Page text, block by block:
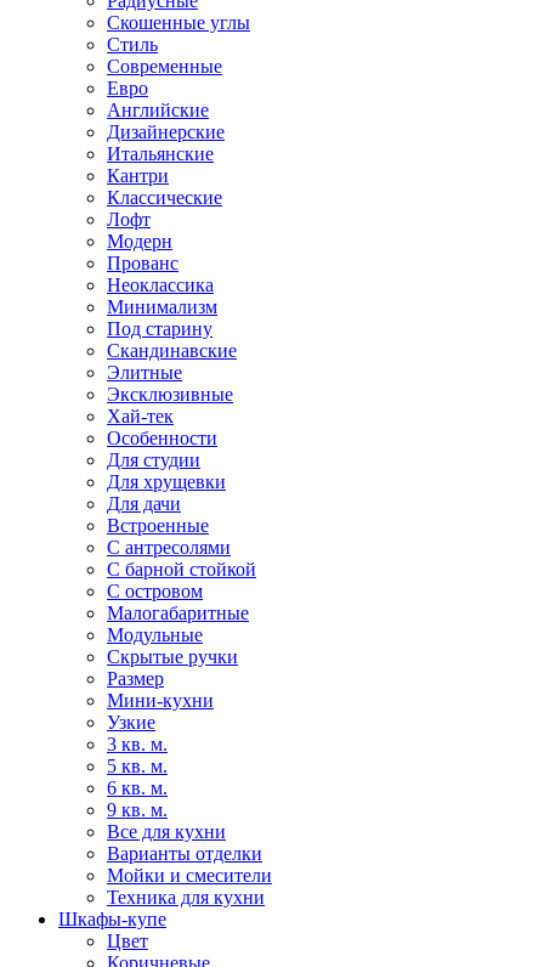
Скошенные углы
Стиль
Современные
Евро
Английские
Дизайнерские
Итальянские
Кантри
Классические
Лофт
Модерн
Прованс
Неоклассика
Минимализм
Под старину
Скандинавские
Элитные
Эксклюзивные
Хай-тек
Особенности
Для студии
Для хрущевки
Для дачи
Встроенные
С антресолями
С барной стойкой
С островом
Малогабаритные
Модульные
Скрытые ручки
Размер
Мини-кухни
Узкие
3 кв. м.
5 кв. м.
6 кв. м.
9 кв. м.
Все для кухни
Варианты отделки
Мойки и смесители
Техника для кухни
Шкафы-купе
Цвет
Коричневые